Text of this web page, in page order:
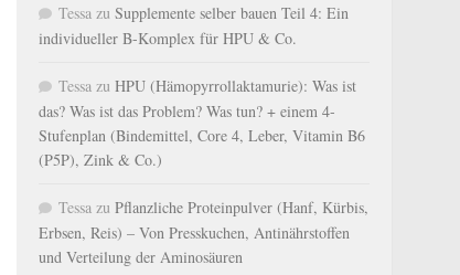
Tessa zu Supplemente selber bauen Teil 4: Ein
individueller B-Komplex für HPU & Co.
Tessa zu HPU (Hämopyrrollaktamurie): Was ist
das? Was ist das Problem? Was tun? + einem 4-
Stufenplan (Bindemittel, Core 4, Leber, Vitamin B6
(P5P), Zink & Co.)
Tessa zu Pflanzliche Proteinpulver (Hanf, Kürbis,
Erbsen, Reis) – Von Presskuchen, Antinährstoffen
und Verteilung der Aminosäuren